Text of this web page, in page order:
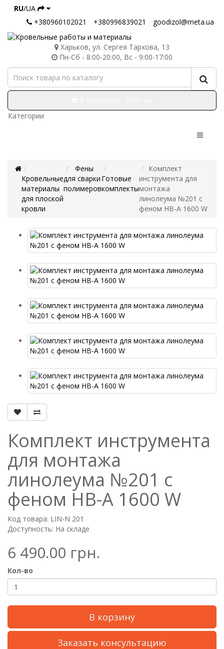
RU/UA
+380960102021
+380996839021 goodizol@meta.ua
Харьков, ул. Сергея Тархова, 13
Пн-Сб - 8:00-20:00, Вс - 9:00-17:00
Категории
Кровельные
материалы
для плоской
кровли
Фены
для сварки
полимеров
Готовые
комплекты
Комплект
инструмента для
монтажа
линолеума №201 с
феном HB-A 1600 W
Комплект инструмента
для монтажа
линолеума №201 с
феном HB-A 1600 W
Код товара: LIN-N 201
Доступность: На складе
6 490.00 грн.
Кол-во
В корзину
Заказать консультацию